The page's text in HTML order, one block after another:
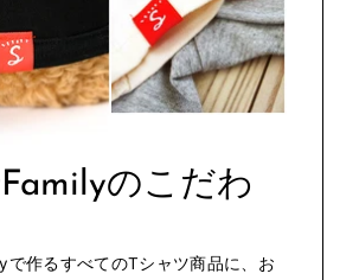
のこだわ
で作るすべてのTシャツ商品に、お